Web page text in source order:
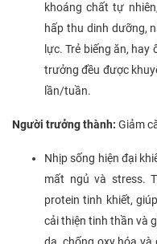
khoáng chất tự
hấp thu dinh dưỡng,
lực. Trẻ biếng ăn,
trưởng đều được
lần/tuần.
Người trưởng thành: Giảm
Nhịp sống hiện đại
mất ngủ và stress.
protein tinh khiết,
cải thiện tinh thần và